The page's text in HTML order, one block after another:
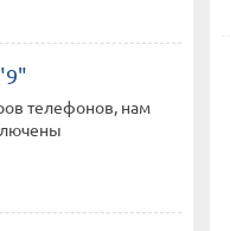
телефонов, нам